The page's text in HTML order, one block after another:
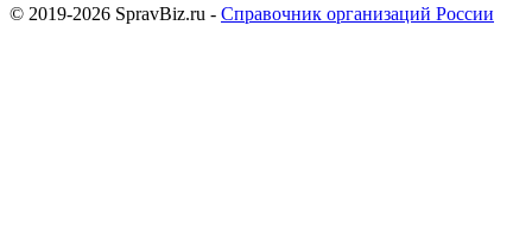
© 2019-2026 SpravBiz.ru - Справочник организаций России